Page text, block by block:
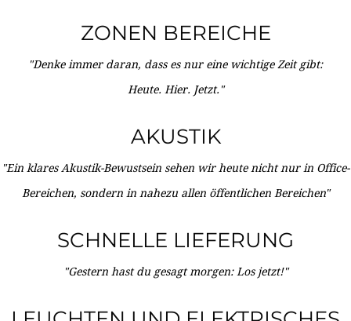
ZONEN BEREICHE
"Denke immer daran, dass es nur eine wichtige Zeit gibt:
Heute. Hier. Jetzt."
AKUSTIK
"Ein klares Akustik-Bewustsein sehen wir heute nicht nur in Office-
Bereichen, sondern in nahezu allen öffentlichen Bereichen"
SCHNELLE LIEFERUNG
"Gestern hast du gesagt morgen: Los jetzt!"